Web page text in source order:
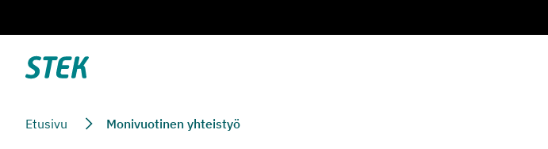
suoraan
sisältöön
Stek
Etusivu Monivuotinen yhteistyö